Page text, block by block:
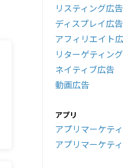
リスティング広告
ディスプレイ広告
アフィリエイト
リターゲティン
ネイティブ広告
動画広告
アプリ
アプリマーケテ
アプリマーケテ